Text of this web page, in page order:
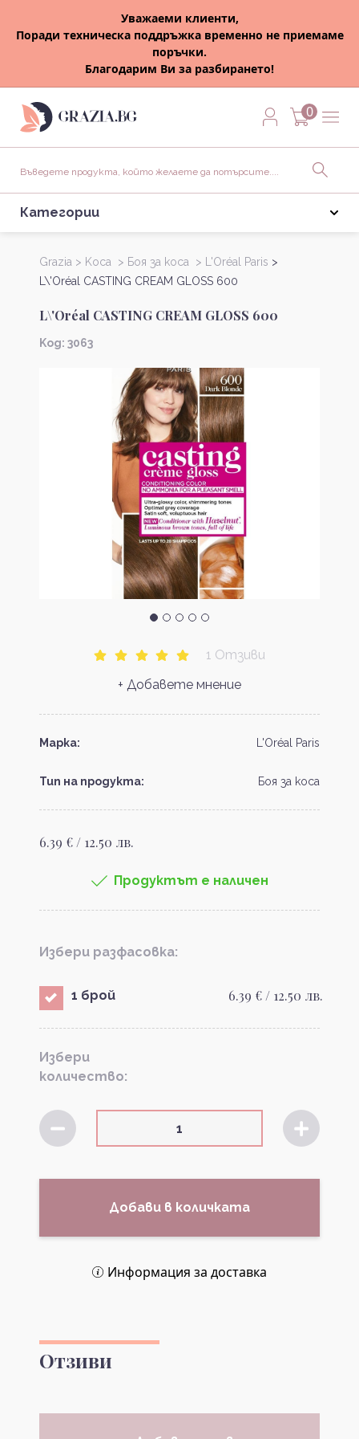
Уважаеми клиенти,
Поради техническа поддръжка временно не приемаме
поръчки.
Благодарим Ви за разбирането!
0
Категории
Grazia > Kоса > Боя за коса > L'Oréal Paris >
L\'Oréal CASTING CREAM GLOSS 600
L\'Oréal CASTING CREAM GLOSS 600
Kод: 3063
1 Отзиви
+ Добавете мнение
Марка: L'Oréal Paris
Тип на продукта: Боя за коса
6.39 € / 12.50 лв.
Продуктът е наличен
Избери разфасовка:
1 брой 6.39 € / 12.50 лв.
Избери
количество:
Добави в количката
Информация за доставка
Отзиви